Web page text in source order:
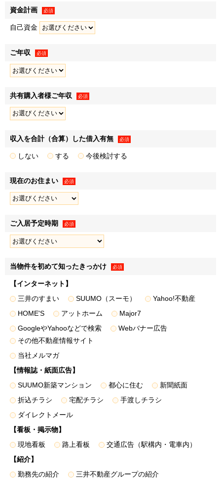
• 販売促進活動の効果検証､販売促進計画の策定
４．上記利用目的１～３の達成にあたり第三者に提供するた
め
個人関連情報の取得
Cookieや広告ID（スマートフォン端末の識別子）等（以下
「Cookie等」といいます）により収集されたWebの閲覧・利
用履歴およびその分析結果を取得し、これをお客様の個人デ
ータと紐づけたうえで、広告配信等の目的で利用いたしま
また、弊社のグループ各社からCookie等により収集された
お客様の個人データと紐づけたうえで、上記「利用目的」に
記載した1.～3.の利用目的の達成に必要な範囲で利用いたし
第三者提供
的」に記載した1.～3.の利用目的の達成に必要な範囲で、お
客様情報を弊社のグループ各社、住宅事業の共同事業者など
２．提供するお客様情報は、氏名、住所、電話番号のほか、
各利用目的の達成のために必要な項目とさせていただきます
が、必要最低限の項目に限定することとします。
＜提供する個人データ例＞
• 弊社が取り扱う不動産に関し、
ーおよび物件来場の際に登録いただいた事項
名・価格・対応履歴・不動産引渡し後の連絡先等を含みま
す）
• 弊社が分譲した物件に関する各種図面情報（設計施工図
面・パンフレット図面等）
• 住宅事業の共同事業者、事業主、販売業務の委託先（販
売代理会社・媒介会社等）、顧客紹介を受けた提携先
資金計画 必須
自己資金
ご年収 必須
共有購入者様ご年収 必須
収入を合計（合算）した借入有無 必須
しない する 今後検討する
現在のお住まい 必須
ご入居予定時期 必須
当物件を初めて知ったきっかけ 必須
【インターネット】
三井のすまい
SUUMO（スーモ）
Yahoo!不動産
HOME'S
アットホーム
Major7
GoogleやYahooなどで検索
Webバナー広告
その他不動産情報サイト
当社メルマガ
【情報誌・紙面広告】
SUUMO新築マンション
都心に住む
新聞紙面
折込チラシ
宅配チラシ
手渡しチラシ
ダイレクトメール
【看板・掲示物】
現地看板
路上看板
交通広告（駅構内・電車内）
【紹介】
勤務先の紹介
三井不動産グループの紹介